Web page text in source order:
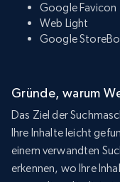
Google Favicon
Web Light
Google
Gründe, warum
Das Ziel der
Ihre Inhalte leicht
einem verwandten
erkennen, wo Ihre